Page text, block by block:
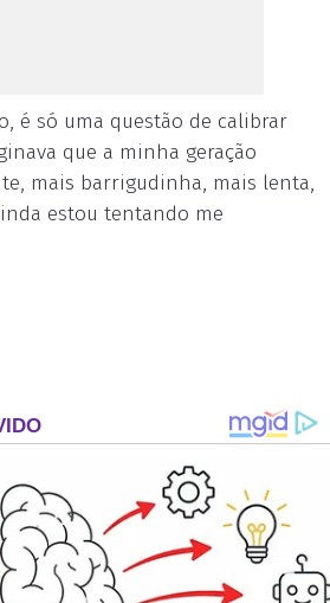
é só uma questão de calibrar
que a minha geração
mais barrigudinha, mais lenta,
estou tentando me